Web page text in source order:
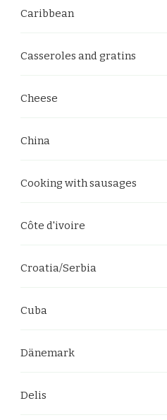
Caribbean
Casseroles and gratins
Cheese
China
Cooking with sausages
Côte d'ivoire
Croatia/Serbia
Cuba
Dänemark
Delis